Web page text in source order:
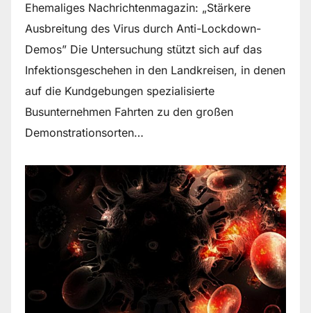
Ehemaliges Nachrichtenmagazin: „Stärkere
Ausbreitung des Virus durch Anti-Lockdown-
Demos” Die Untersuchung stützt sich auf das
Infektionsgeschehen in den Landkreisen, in denen
auf die Kundgebungen spezialisierte
Busunternehmen Fahrten zu den großen
Demonstrationsorten…